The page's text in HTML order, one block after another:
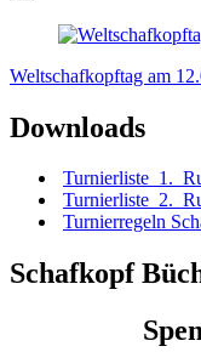
Weltschafkopftag am
Downloads
Turnierregeln
Schafkopf